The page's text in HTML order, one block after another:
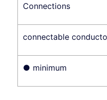
Connections
connectable
● minimum